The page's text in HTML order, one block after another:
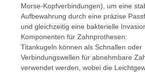
Morse-Kopfverbindungen), um eine
Aufbewahrung durch eine präzise
und gleichzeitig eine bakterielle
Komponenten für Zahnprothesen:
Titankugeln können als Schnallen oder
Verbindungswellen für abnehmbare
verwendet werden, wobei die